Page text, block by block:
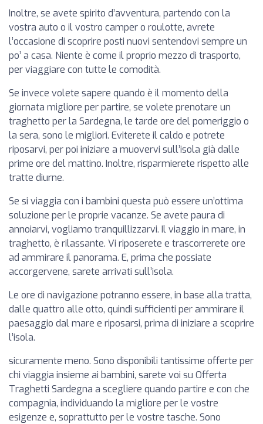
Inoltre, se avete spirito d’avventura, partendo con la
vostra auto o il vostro camper o roulotte, avrete
l’occasione di scoprire posti nuovi sentendovi sempre un
po’ a casa. Niente è come il proprio mezzo di trasporto,
per viaggiare con tutte le comodità.
Se invece volete sapere quando è il momento della
giornata migliore per partire, se volete prenotare un
traghetto per la Sardegna, le tarde ore del pomeriggio o
la sera, sono le migliori. Eviterete il caldo e potrete
riposarvi, per poi iniziare a muovervi sull’isola già dalle
prime ore del mattino. Inoltre, risparmierete rispetto alle
tratte diurne.
Se si viaggia con i bambini questa può essere un’ottima
soluzione per le proprie vacanze. Se avete paura di
annoiarvi, vogliamo tranquillizzarvi. Il viaggio in mare, in
traghetto, è rilassante. Vi riposerete e trascorrerete ore
ad ammirare il panorama. E, prima che possiate
accorgervene, sarete arrivati sull’isola.
Le ore di navigazione potranno essere, in base alla tratta,
dalle quattro alle otto, quindi sufficienti per ammirare il
paesaggio dal mare e riposarsi, prima di iniziare a scoprire
l’isola.
sicuramente meno. Sono disponibili tantissime offerte per
chi viaggia insieme ai bambini, sarete voi su Offerta
Traghetti Sardegna a scegliere quando partire e con che
compagnia, individuando la migliore per le vostre
esigenze e, soprattutto per le vostre tasche. Sono